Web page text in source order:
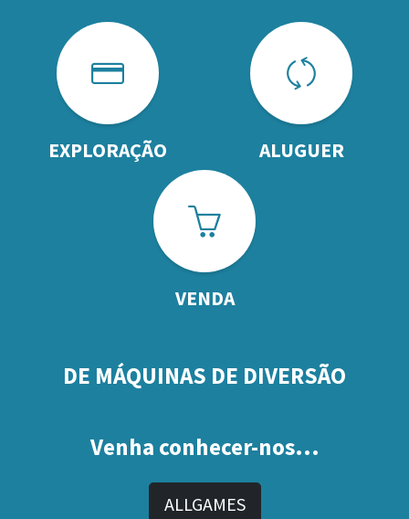
EXPLORAÇÃO ALUGUER
VENDA
DE MÁQUINAS DE DIVERSÃO
Venha conhecer-nos...
ALLGAMES